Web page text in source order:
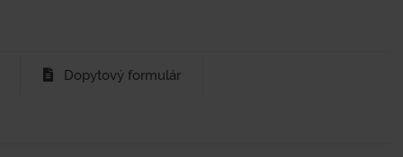
Dopytový formulár